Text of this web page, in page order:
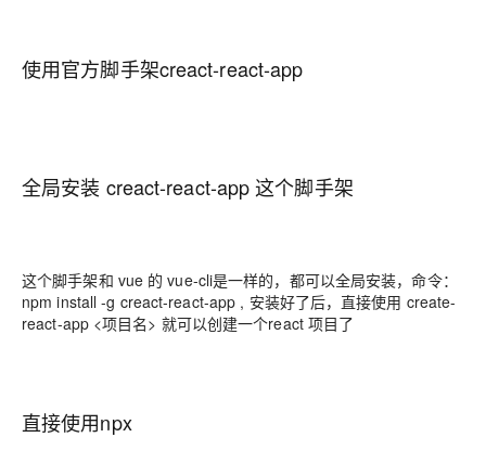
使用官方脚手架creact-react-app
全局安装 creact-react-app 这个脚手架
这个脚手架和 vue 的 vue-cli是一样的，都可以全局安装，命令：
npm install -g creact-react-app , 安装好了后，直接使用 create-
react-app <项目名> 就可以创建一个react 项目了
直接使用npx